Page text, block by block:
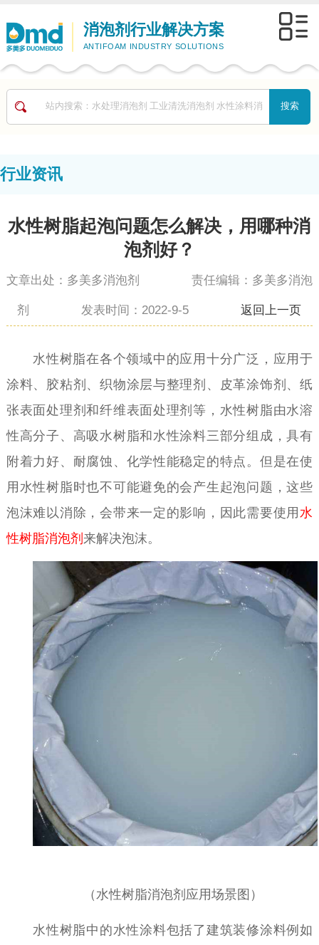
消泡剂行业解决方案
ANTIFOAM INDUSTRY SOLUTIONS
行业资讯
水性树脂起泡问题怎么解决，用哪种消
泡剂好？
文章出处：多美多消泡剂 责任编辑：多美多消泡
剂 发表时间：2022-9-5返回上一页
水性树脂在各个领域中的应用十分广泛，应用于
涂料、胶粘剂、织物涂层与整理剂、皮革涂饰剂、纸
张表面处理剂和纤维表面处理剂等，水性树脂由水溶
性高分子、高吸水树脂和水性涂料三部分组成，具有
附着力好、耐腐蚀、化学性能稳定的特点。但是在使
用水性树脂时也不可能避免的会产生起泡问题，这些
泡沫难以消除，会带来一定的影响，因此需要使用 水
性树脂消泡剂 来解决泡沫。
（水性树脂消泡剂应用场景图）
水性树脂中的水性涂料包括了建筑装修涂料例如